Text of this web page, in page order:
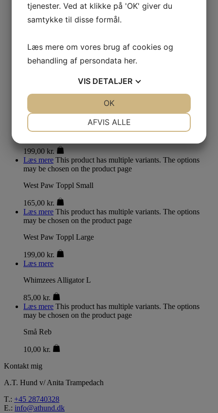
32,00kr.
Læs mere
This product has multiple variants. The options
may be chosen on the product page
25,00
Læs mereThis product has multiple variants. The options
145,00
Læs mere
West Paw Rumbl Large Puzzle Lilla
199,00 kr.
Læs mere This product has multiple variants. The options
may be chosen on the product page
West Paw Toppl Small
165,00 kr.
Læs mere This product has multiple variants. The options
may be chosen on the product page
West Paw Toppl Large
199,00 kr.
Læs mere
Whimzees Alligator L
85,00 kr.
Læs mere This product has multiple variants. The options
may be chosen on the product page
Små Reb
10,00 kr.
Kontakt mig
A.T. Hund v/ Anita Trampedach
T.: +45 28740328
E.: info@athund.dk
tjenester. Ved at klikke på 'OK' giver du
samtykke til disse formål.
Læs mere om vores brug af cookies og
behandling af persondata her.
VIS DETALJER
MARKETING
AFVIS ALLE
OK